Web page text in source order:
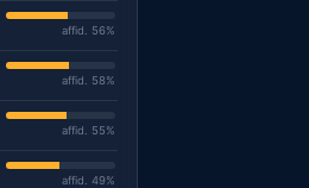
affid. 56%
affid. 58%
affid. 55%
affid. 49%